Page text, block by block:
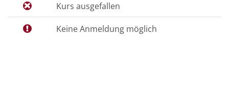
Kurs ausgefallen
Keine Anmeldung möglich